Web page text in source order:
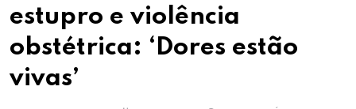
estupro e violência
obstétrica: ‘Dores estão
vivas’